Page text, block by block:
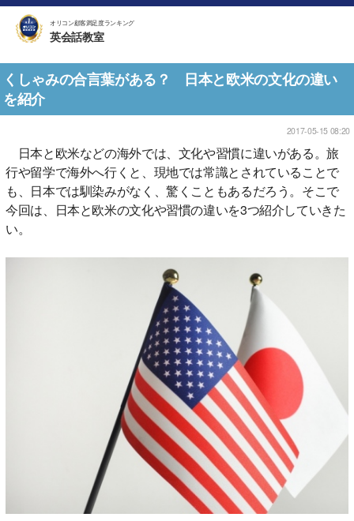
オリコン顧客満足度ランキング
英会話教室
くしゃみの合言葉がある？ 日本と欧米の文化の違い
を紹介
2017-05-15 08:20
日本と欧米などの海外では、文化や習慣に違いがある。旅
行や留学で海外へ行くと、現地では常識とされていることで
も、日本では馴染みがなく、驚くこともあるだろう。そこで
今回は、日本と欧米の文化や習慣の違いを3つ紹介していきた
い。